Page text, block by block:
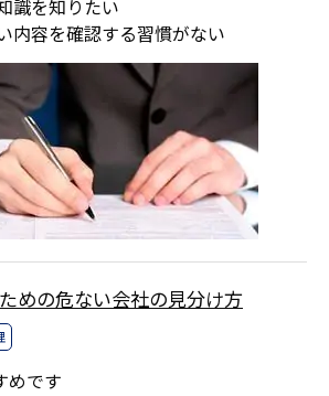
識を知りたい
内容を確認する習慣がない
めの危ない会社の見分け方
めです